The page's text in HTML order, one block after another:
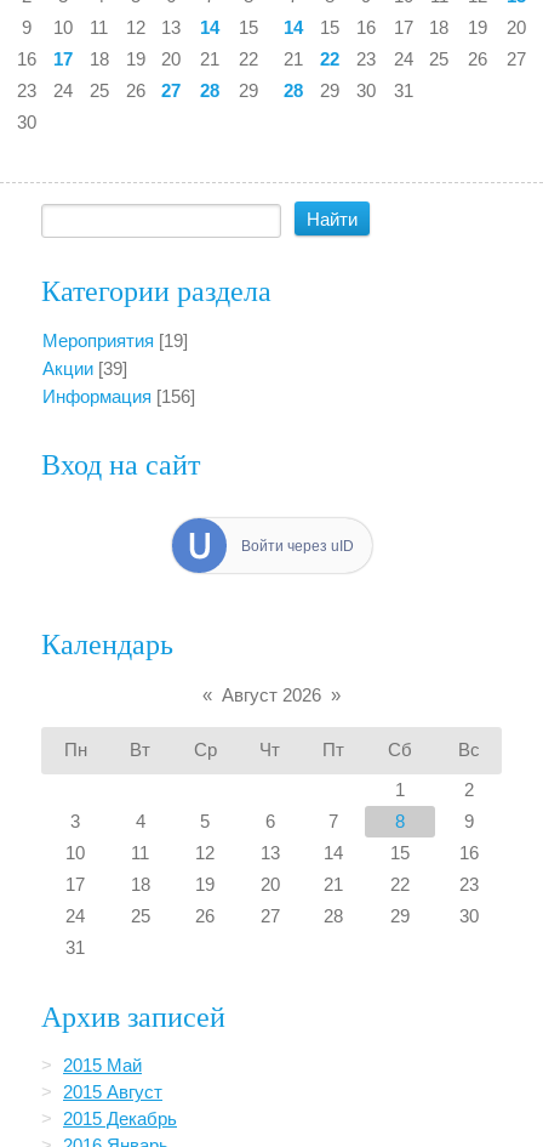
9
10 11 12 13 14
15
16
17 18 19 20 21
22
23
24 25 26 27 28
29
30
14
15 16 17 18 19
20
21
22 23 24 25 26
27
28
29 30 31
Категории раздела
Мероприятия [19]
Акции [39]
Информация [156]
Вход на сайт
Войти через uID
Календарь
« Август 2026 »
Пн Вт Ср Чт Пт Сб
Вс
1
2
3
4 5 6 7 8
9
10
11 12 13 14 15
16
17
18 19 20 21 22
23
24
25 26 27 28 29
30
31
Архив записей
2015 Май
2015 Август
2015 Декабрь